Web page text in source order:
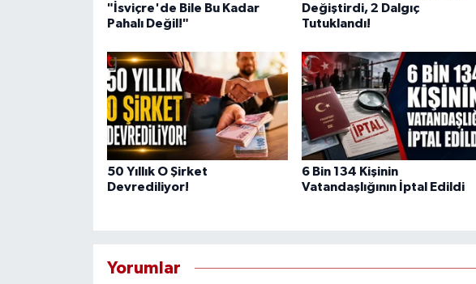
"İsviçre'de Bile Bu Kadar
Pahalı Değil!"
Değiştirdi, 2 Dalgıç
Tutuklandı!
50 Yıllık O Şirket
Devrediliyor!
6 Bin 134 Kişinin
Vatandaşlığının İptal Edildi
Yorumlar